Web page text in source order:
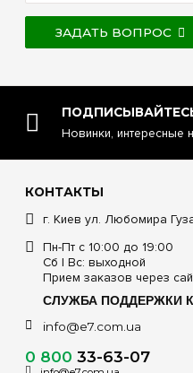
ЗАДАТЬ ВОПРОС
Новинки, интересные
КОНТАКТЫ
г. Киев ул. Любомира
Пн-Пт с 10:00 до 19:00
Сб | Вс: выходной
Прием заказов через
СЛУЖБА ПОДДЕРЖКИ
info@e7.com.ua
0 800 33-63-07